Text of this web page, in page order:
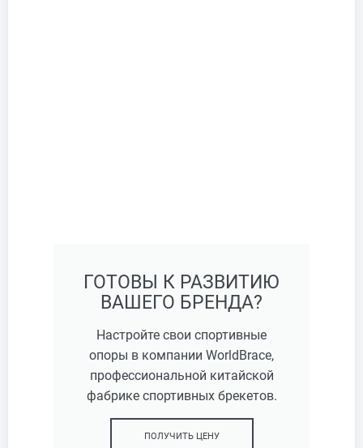
ГОТОВЫ К РАЗВИТИЮ
ВАШЕГО БРЕНДА?
Настройте свои спортивные
опоры в компании WorldBrace,
профессиональной китайской
фабрике спортивных брекетов.
ПОЛУЧИТЬ ЦЕНУ